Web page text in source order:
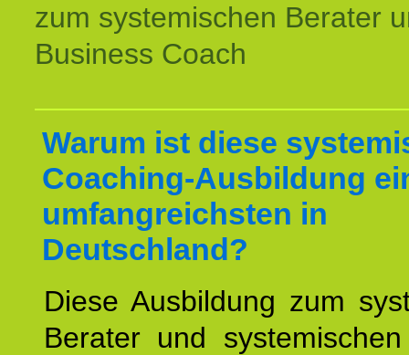
zum systemischen Berater
Business Coach
Warum ist diese
Coaching-Ausbildung
umfangreichsten in
Deutschland?
Diese Ausbildung zum
Berater und